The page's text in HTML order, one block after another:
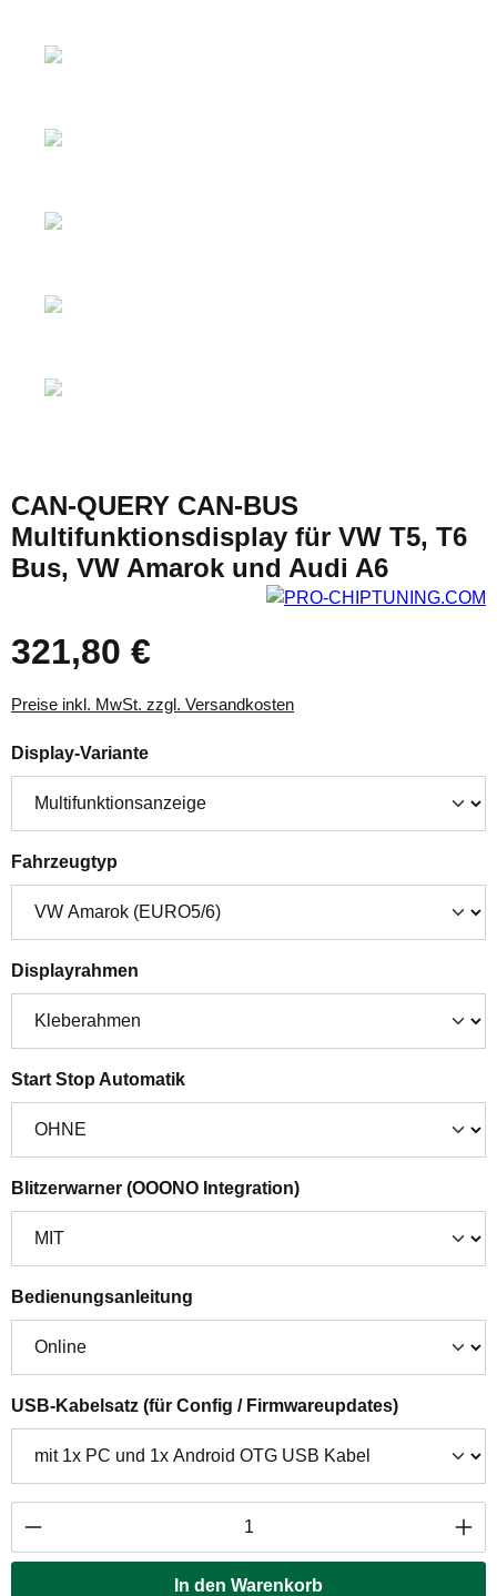
CAN-QUERY CAN-BUS
Multifunktionsdisplay für VW T5, T6
Bus, VW Amarok und Audi A6
321,80 €
Preise inkl. MwSt. zzgl. Versandkosten
Display-Varianteauswählen
Fahrzeugtyp
Displayrahmen
Start Stop Automatikauswählen
Blitzerwarner (OOONO Integration)auswählen
Bedienungsanleitung
USB-Kabelsatz (für Config / Firmwareupdates)auswählen
Produkt Anzahl: Gib den gewünschten
In den Warenkorb